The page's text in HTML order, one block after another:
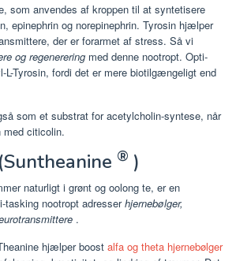
som anvendes af kroppen til at syntetisere
epinephrin og norepinephrin. Tyrosin hjælper
der er forarmet af stress. Så vi
og regenerering med denne nootropt. Opti-
L-Tyrosin, fordi det er mere biotilgængeligt end
som et substrat for acetylcholin-syntese, når
med citicolin.
® )
naturligt i grønt og oolong te, er en
tasking nootropt adresserhjernebølger,
.
hjælper boost alfa og theta hjernebølger